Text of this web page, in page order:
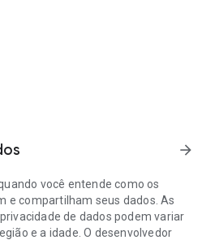
arrow_forward
você entende como os
e compartilham seus dados. As
de dados podem variar
e a idade. O desenvolvedor